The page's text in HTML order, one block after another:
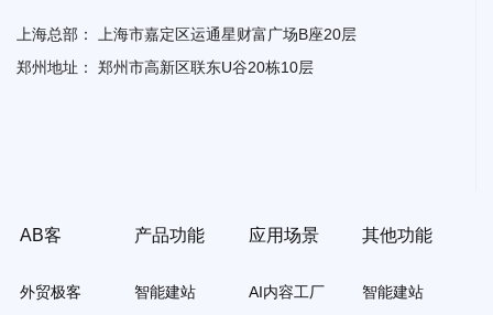
上海总部：
上海市嘉定区运通星财富广场B座20层
郑州地址：
郑州市高新区联东U谷20栋10层
AB客
外贸极客
产品功能
智能建站
应用场景
AI内容工厂
其他功能
智能建站